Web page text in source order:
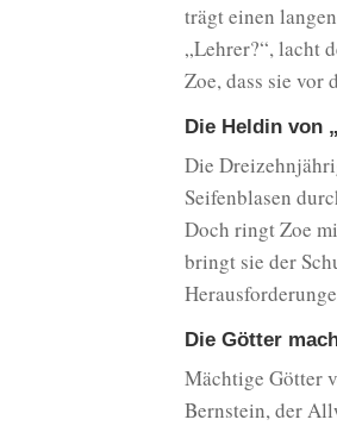
trägt einen
„Lehrer?“, lacht
Zoe, dass sie vor
Die Heldin von
Die
Seifenblasen
Doch ringt Zoe
bringt sie der
Die Götter
Mächtige Götter
Bernstein, der